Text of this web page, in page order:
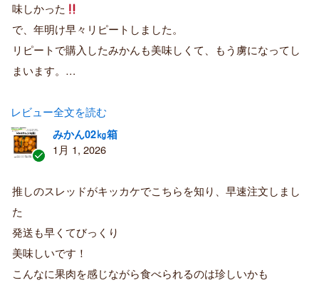
者
味しかった
で、年明け早々リピートしました。
リピートで購入したみかんも美味しくて、もう虜になってし
まいます。…
レビュー全文を読む
証
済
購
者
みかん02㎏箱
1月 1, 2026
推しのスレッドがキッカケでこちらを知り、早速注文しまし
た
発送も早くてびっくり
美味しいです！
こんなに果肉を感じながら食べられるのは珍しいかも